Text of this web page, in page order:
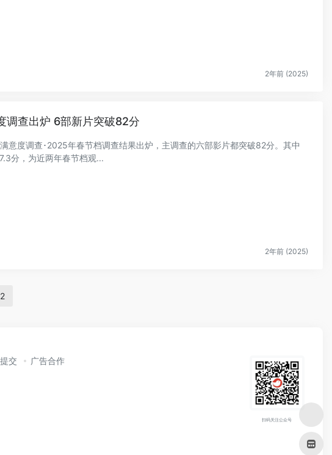
2年前 (2025)
调查出炉 6部新片突破82分
意度调查･2025年春节档调查结果出炉，主调查的六部影片都突破82分。其中
分，为近两年春节档观...
2年前 (2025)
2
交 广告合作
扫码关注公众号